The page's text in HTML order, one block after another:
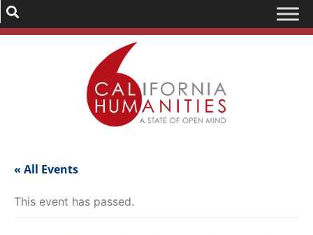
« All Events
This event has passed.